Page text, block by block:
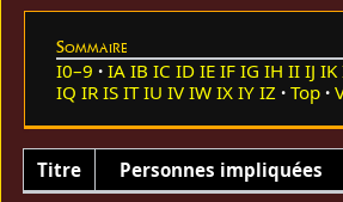
Sommaire
I0–9 IA IB IC ID IE IF IG IH II IJ IK
IQ IR IS IT IU IV IW IX IY IZ Top
Titre Personnes impliquées